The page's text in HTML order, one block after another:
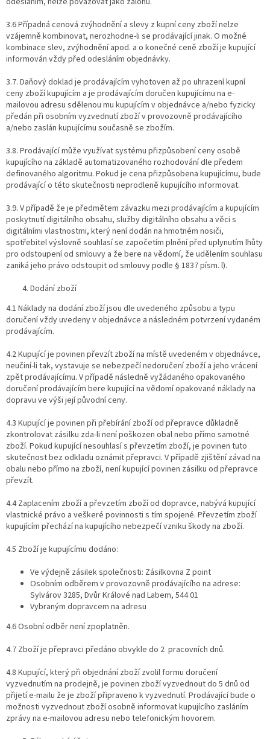
3.6 Případná cenová zvýhodnění a slevy z kupní ceny zboží nelze
vzájemně kombinovat, nerozhodne-li se prodávající jinak. O možné
kombinace slev, zvýhodnění apod. a o konečné ceně zboží je kupující
informován vždy před odesláním objednávky.
3.7. Daňový doklad je prodávajícím vyhotoven až po uhrazení kupní
ceny zboží kupujícím a je prodávajícím doručen kupujícímu na e-
mailovou adresu sdělenou mu kupujícím v objednávce a/nebo fyzicky
předán při osobním vyzvednutí zboží v provozovně prodávajícího
a/nebo zaslán kupujícímu současně se zbožím.
3.8. Prodávající může využívat systému přizpůsobení ceny osobě
kupujícího na základě automatizovaného rozhodování dle předem
definovaného algoritmu. Pokud je cena přizpůsobena kupujícímu, bude
prodávající o této skutečnosti neprodleně kupujícího informovat.
3.9. V případě že je předmětem závazku mezi prodávajícím a kupujícím
poskytnutí digitálního obsahu, služby digitálního obsahu a věci s
digitálními vlastnostmi, který není dodán na hmotném nosiči,
spotřebitel výslovně souhlasí se započetím plnění před uplynutím lhůty
pro odstoupení od smlouvy a že bere na vědomí, že udělením souhlasu
zaniká jeho právo odstoupit od smlouvy podle § 1837 písm. l).
Dodání zboží
4.1 Náklady na dodání zboží jsou dle uvedeného způsobu a typu
doručení vždy uvedeny v objednávce a následném potvrzení vydaném
prodávajícím.
4.2 Kupující je povinen převzít zboží na místě uvedeném v objednávce,
neučiní-li tak, vystavuje se nebezpečí nedoručení zboží a jeho vrácení
zpět prodávajícímu. V případě následně vyžádaného opakovaného
doručení prodávajícím bere kupující na vědomí opakované náklady na
dopravu ve výši její původní ceny.
4.3 Kupující je povinen při přebírání zboží od přepravce důkladně
zkontrolovat zásilku zda-li není poškozen obal nebo přímo samotné
zboží. Pokud kupující nesouhlasí s převzetím zboží, je povinen tuto
skutečnost bez odkladu oznámit přepravci. V případě zjištění závad na
obalu nebo přímo na zboží, není kupující povinen zásilku od přepravce
převzít.
4.4 Zaplacením zboží a převzetím zboží od dopravce, nabývá kupující
vlastnické právo a veškeré povinnosti s tím spojené. Převzetím zboží
kupujícím přechází na kupujícího nebezpečí vzniku škody na zboží.
4.5 Zboží je kupujícímu dodáno:
Ve výdejně zásilek společnosti:​ Zásilkovna Z point
Osobním odběrem v provozovně prodávajícího na adrese:
Sylvárov 3285, Dvůr Králové nad Labem, 544 01 ​
Vybraným dopravcem na adresu
4.6 ​Osobní odběr není zpoplatněn.
4.7 Zboží je přepravci předáno obvykle do 2 ​ ​pracovních dnů.
4.8 Kupující, který při objednání zboží zvolil formu doručení
vyzvednutím na prodejně, je povinen zboží vyzvednout do​ 5​ dnů od
přijetí e-mailu že je zboží připraveno k vyzvednutí. Prodávající bude o
možnosti vyzvednout zboží osobně informovat kupujícího zasláním
zprávy na e-mailovou adresu nebo telefonickým hovorem.